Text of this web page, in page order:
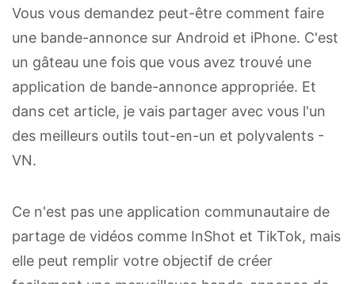
Vous vous demandez peut-être comment faire
une bande-annonce sur Android et iPhone. C'est
un gâteau une fois que vous avez trouvé une
application de bande-annonce appropriée. Et
dans cet article, je vais partager avec vous l'un
des meilleurs outils tout-en-un et polyvalents -
VN.
Ce n'est pas une application communautaire de
partage de vidéos comme InShot et TikTok, mais
elle peut remplir votre objectif de créer